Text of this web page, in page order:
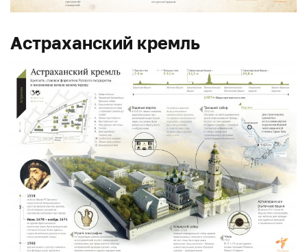
Астраханский кремль